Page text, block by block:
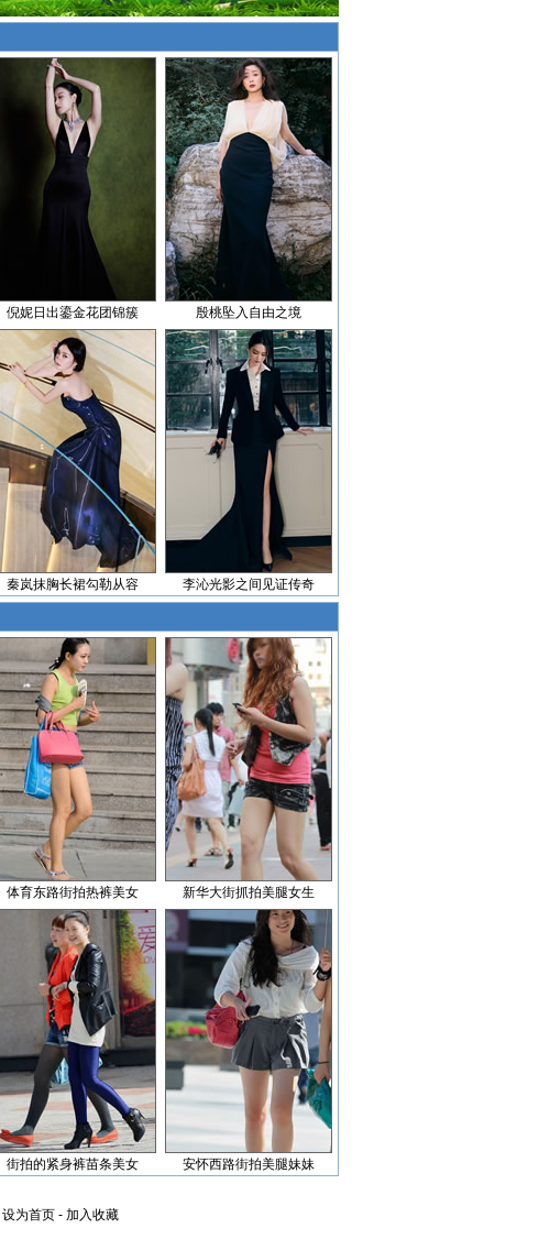
倪妮日出鎏金花团锦簇 殷桃坠入自由之境
秦岚抹胸长裙勾勒从容 李沁光影之间见证传奇
体育东路街拍热裤美女 新华大街抓拍美腿女生
街拍的紧身裤苗条美女 安怀西路街拍美腿妹妹
设为首页 - 加入收藏